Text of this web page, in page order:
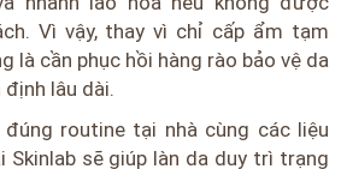
Vì vậy, thay vì chỉ cấp ẩm tạm
là cần phục hồi hàng rào bảo vệ da
lâu dài.
routine tại nhà cùng các liệu
Skinlab sẽ giúp làn da duy trì trạng